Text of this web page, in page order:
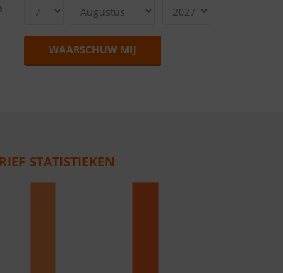
WAARSCHUW MIJ
STATISTIEKEN